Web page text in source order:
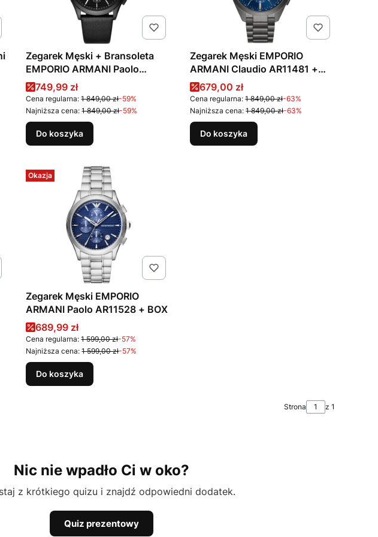
Zegarek Męski + Bransoleta
EMPORIO ARMANI Paolo
AR80070SET + BOX
Cena promocyjna
749,99 zł
Cena regularna: 1 849,00 zł-59%
Najniższa cena: 1 849,00 zł-59%
Do koszyka
Zegarek Męski EMPORIO
ARMANI Claudio AR11481 +
BOXCena promocyjna
679,00 zł
Cena regularna: 1 849,00 zł-63%
Najniższa cena: 1 849,00 zł-63%
Do koszyka
Okazja
Zegarek Męski EMPORIO
ARMANI Paolo AR11528 + BOX
Cena promocyjna
689,99 zł
Cena regularna: 1 599,00 zł-57%
Najniższa cena: 1 599,00 zł-57%
Do koszyka
Strona z 1
Nic nie wpadło Ci w oko?
z krótkiego quizu i znajdź odpowiedni dodatek.
Quiz prezentowy